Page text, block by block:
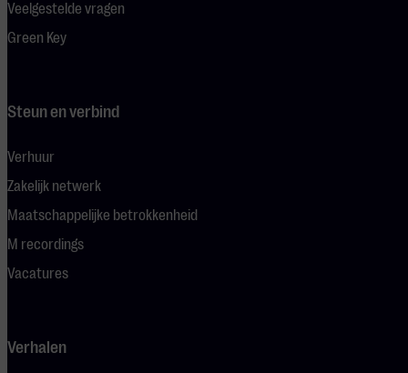
Veelgestelde vragen
Green Key
Steun en verbind
Verhuur
Zakelijk netwerk
Maatschappelijke betrokkenheid
M recordings
Vacatures
Verhalen